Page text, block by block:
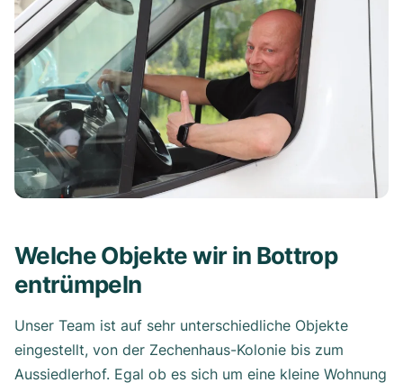
Welche Objekte wir in Bottrop
entrümpeln
Unser Team ist auf sehr unterschiedliche Objekte
eingestellt, von der Zechenhaus-Kolonie bis zum
Aussiedlerhof. Egal ob es sich um eine kleine Wohnung